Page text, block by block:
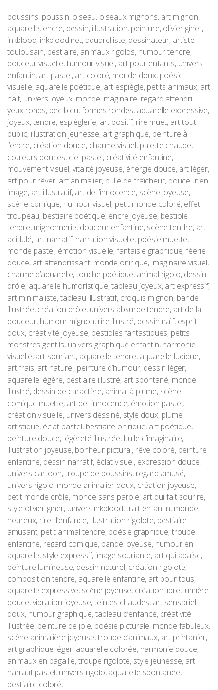
poussins, poussin, oiseau, oiseaux mignons, art mignon,
aquarelle, encre, dessin, illustration, peinture, olivier giner,
inkblood, inkblood.net, aquarelliste, dessinateur, artiste
toulousain, bestiaire, animaux rigolos, humour tendre,
douceur visuelle, humour visuel, art pour enfants, univers
enfantin, art pastel, art coloré, monde doux, poésie
visuelle, aquarelle poétique, art espiègle, petits animaux, art
naïf, univers joyeux, monde imaginaire, regard attendri,
yeux ronds, bec bleu, formes rondes, aquarelle expressive,
joyeux, tendre, espièglerie, art positif, rire muet, art tout
public, illustration jeunesse, art graphique, peinture à
l’encre, création douce, charme visuel, palette chaude,
couleurs douces, ciel pastel, créativité enfantine,
mouvement visuel, vitalité joyeuse, énergie douce, art léger,
art pour rêver, art animalier, bulle de fraîcheur, douceur en
image, art illustratif, art de l’innocence, scène joyeuse,
scène comique, humour visuel, petit monde coloré, effet
troupeau, bestiaire poétique, encre joyeuse, bestiole
tendre, mignonnerie, douceur enfantine, scène tendre, art
acidulé, art narratif, narration visuelle, poésie muette,
monde pastel, émotion visuelle, fantaisie graphique, féerie
douce, art attendrissant, monde onirique, imaginaire visuel,
charme d’aquarelle, touche poétique, animal rigolo, dessin
drôle, aquarelle humoristique, tableau joyeux, art expressif,
art minimaliste, tableau illustratif, croquis mignon, bande
illustrée, création drôle, univers absurde tendre, art de la
douceur, humour mignon, rire illustré, dessin naïf, esprit
doux, créativité joyeuse, bestioles fantastiques, petits
monstres gentils, univers graphique enfantin, harmonie
visuelle, art souriant, aquarelle tendre, aquarelle ludique,
art frais, art naturel, peinture d’humour, dessin léger,
aquarelle légère, bestiaire illustré, art spontané, monde
illustré, dessin de caractère, animal à plume, scène
comique muette, art de l’innocence, émotion pastel,
création visuelle, univers dessiné, style doux, plume
artistique, éclat pastel, bestiaire onirique, art poétique,
peinture douce, légèreté illustrée, bulle d’imaginaire,
illustration joyeuse, bonheur pictural, rêve coloré, peinture
enfantine, dessin narratif, éclat visuel, expression douce,
univers cartoon, troupe de poussins, regard amusé,
univers rigolo, monde animalier doux, création joyeuse,
petit monde drôle, monde sans parole, art qui fait sourire,
style olivier giner, univers inkblood, trait enfantin, monde
heureux, rire d’enfance, illustration rigolote, bestiaire
amusant, petit animal tendre, poésie graphique, troupe
enfantine, regard comique, bande joyeuse, humour en
aquarelle, style expressif, image souriante, art qui apaise,
peinture lumineuse, dessin naturel, création rigolote,
composition tendre, aquarelle enfantine, art pour tous,
aquarelle expressive, scène joyeuse, création libre, lumière
douce, vibration joyeuse, teintes chaudes, art sensoriel
doux, humour graphique, tableau d’enfance, créativité
illustrée, peinture de joie, poésie picturale, monde fabuleux,
scène animalière joyeuse, troupe d’animaux, art printanier,
art graphique léger, aquarelle colorée, harmonie douce,
animaux en pagaille, troupe rigolote, style jeunesse, art
narratif pastel, univers rigolo, aquarelle spontanée,
bestiaire coloré,